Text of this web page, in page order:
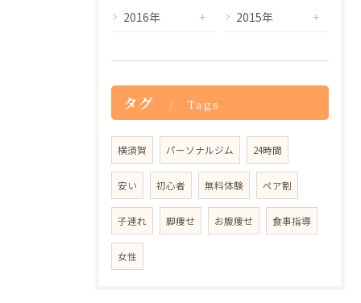
2016年
2015年
タグ Tags
横須賀 パーソナルジム 24時間
安い 初心者 無料体験 ペア割
子連れ 脚痩せ お腹痩せ 食事指導
女性